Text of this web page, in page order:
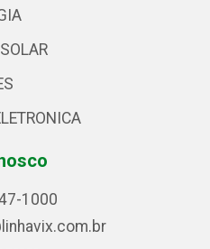
1000